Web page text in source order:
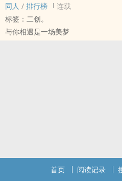
‍‎同‍‌人‎ / 排行榜
连载
标签：二创。
与你相遇是一场美梦
首页 阅读记录